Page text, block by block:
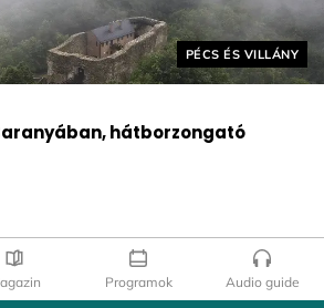
Helyszín címkék:
PÉCS ÉS VILLÁNY
hátborzongató
Programok Audio guide